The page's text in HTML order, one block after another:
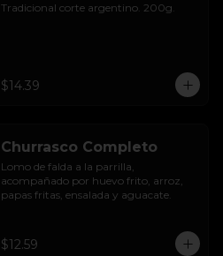
Tradicional corte argentino. 200g.
$14.39
Churrasco Completo
Lomo de falda a la parrilla,
acompañado por huevo frito, arroz,
papas fritas, ensalada y aguacate.
$12.59